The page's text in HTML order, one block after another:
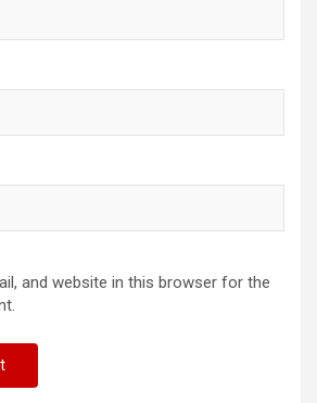
and website in this browser for the